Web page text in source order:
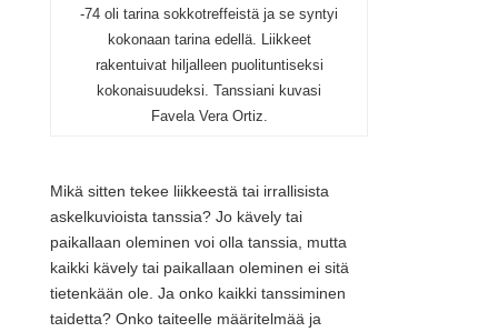
-74 oli tarina sokkotreffeistä ja se syntyi
kokonaan tarina edellä. Liikkeet
rakentuivat hiljalleen puolituntiseksi
kokonaisuudeksi. Tanssiani kuvasi
Favela Vera Ortiz.
Mikä sitten tekee liikkeestä tai irrallisista
askelkuvioista tanssia? Jo kävely tai
paikallaan oleminen voi olla tanssia, mutta
kaikki kävely tai paikallaan oleminen ei sitä
tietenkään ole. Ja onko kaikki tanssiminen
taidetta? Onko taiteelle määritelmää ja